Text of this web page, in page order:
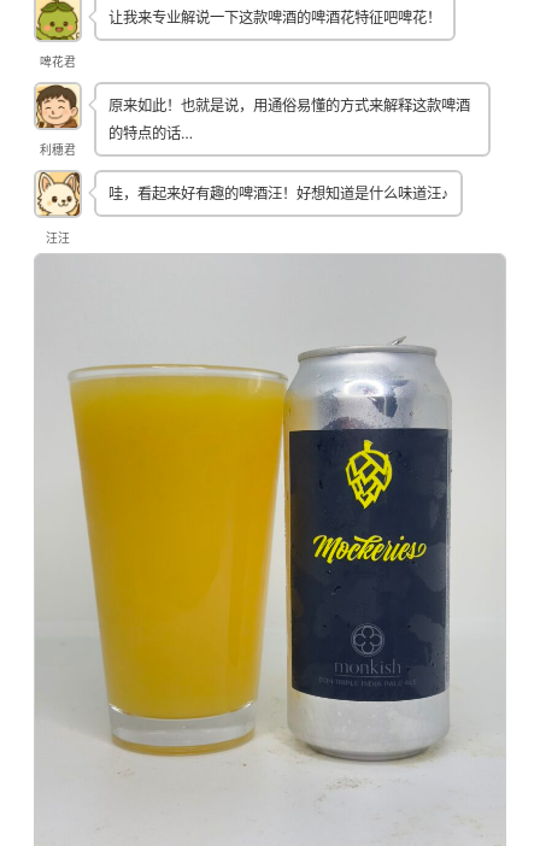
啤花君
让我来专业解说一下这款啤酒的啤酒花特征吧啤花！
利穗君
原来如此！也就是说，用通俗易懂的方式来解释这款啤酒
的特点的话…
汪汪
哇，看起来好有趣的啤酒汪！好想知道是什么味道汪♪